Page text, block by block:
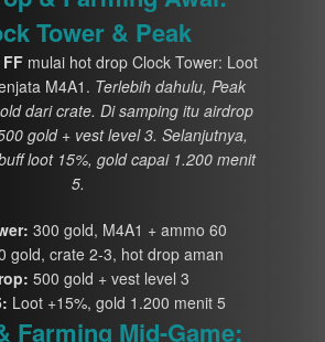
Tower & Peak
mulai hot drop Clock Tower: Loot
M4A1. Terlebih dahulu, Peak
dari crate. Di samping itu airdrop
gold + vest level 3. Selanjutnya,
loot 15%, gold capai 1.200 menit
5.
300 gold, M4A1 + ammo 60
gold, crate 2-3, hot drop aman
500 gold + vest level 3
Loot +15%, gold 1.200 menit 5
Farming Mid-Game: